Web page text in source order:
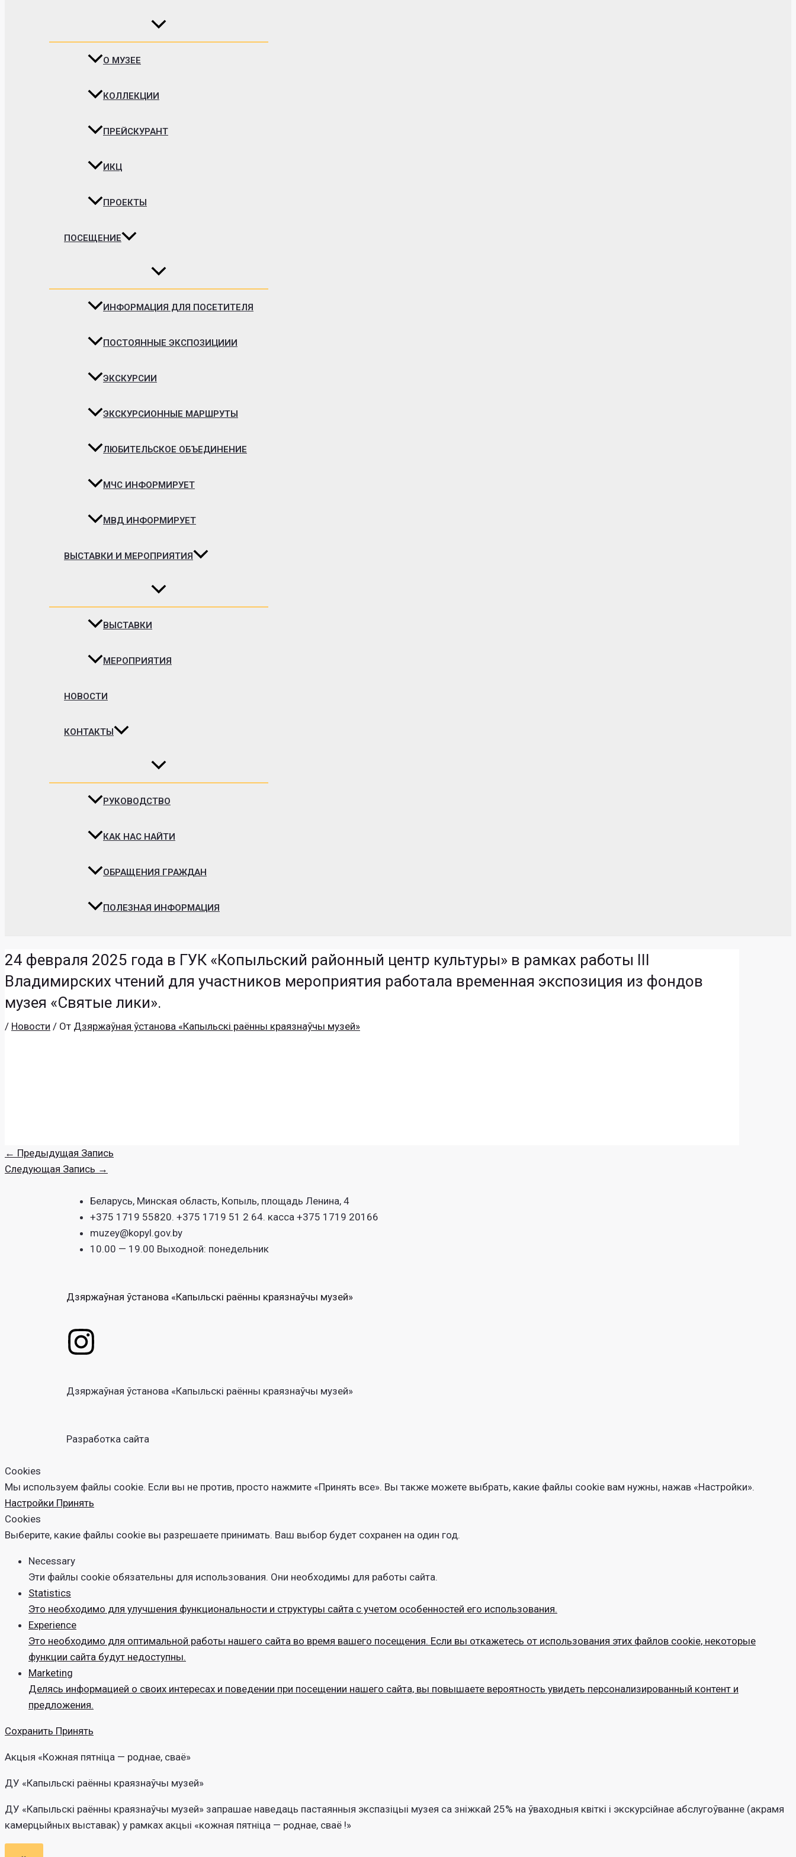
О МУЗЕЕ
КОЛЛЕКЦИИ
ПРЕЙСКУРАНТ
ИКЦ
ПРОЕКТЫ
ПОСЕЩЕНИЕ
ИНФОРМАЦИЯ ДЛЯ ПОСЕТИТЕЛЯ
ПОСТОЯННЫЕ ЭКСПОЗИЦИИИ
ЭКСКУРСИИ
ЭКСКУРСИОННЫЕ МАРШРУТЫ
ЛЮБИТЕЛЬСКОЕ ОБЪЕДИНЕНИЕ
МЧС ИНФОРМИРУЕТ
МВД ИНФОРМИРУЕТ
ВЫСТАВКИ И МЕРОПРИЯТИЯ
ВЫСТАВКИ
МЕРОПРИЯТИЯ
НОВОСТИ
КОНТАКТЫ
РУКОВОДСТВО
КАК НАС НАЙТИ
ОБРАЩЕНИЯ ГРАЖДАН
ПОЛЕЗНАЯ ИНФОРМАЦИЯ
24 февраля 2025 года в ГУК «Копыльский районный центр культуры» в рамках работы III
Владимирских чтений для участников мероприятия работала временная экспозиция из фондов
музея «Святые лики».
/ Новости / От Дзяржаўная ўстанова «Капыльскі раённы краязнаўчы музей»
← Предыдущая Запись
Следующая Запись →
Беларусь, Минская область, Копыль, площадь Ленина, 4
+375 1719 55820. +375 1719 51 2 64. касса +375 1719 20166
muzey@kopyl.gov.by
10.00 — 19.00 Выходной: понедельник
Дзяржаўная ўстанова «Капыльскі раённы краязнаўчы музей»
I
s
t
g
r
a
m
Дзяржаўная ўстанова «Капыльскі раённы краязнаўчы музей»
Разработка сайта
Cookies
Мы используем файлы cookie. Если вы не против, просто нажмите «Принять все». Вы также можете выбрать, какие файлы cookie вам нужны, нажав «Настройки».
Настройки Принять
Cookies
Выберите, какие файлы cookie вы разрешаете принимать. Ваш выбор будет сохранен на один год.
Necessary
Эти файлы cookie обязательны для использования. Они необходимы для работы сайта.
Statistics
Это необходимо для улучшения функциональности и структуры сайта с учетом особенностей его использования.
Experience
Это необходимо для оптимальной работы нашего сайта во время вашего посещения. Если вы откажетесь от использования этих файлов cookie, некоторые
функции сайта будут недоступны.
Marketing
Делясь информацией о своих интересах и поведении при посещении нашего сайта, вы повышаете вероятность увидеть персонализированный контент и
предложения.
Сохранить Принять
Акцыя «Кожная пятніца — роднае, сваё»
ДУ «Капыльскі раённы краязнаўчы музей»
ДУ «Капыльскі раённы краязнаўчы музей» запрашае наведаць пастаянныя экспазіцыі музея са зніжкай 25% на ўваходныя квіткі і экскурсійнае абслугоўванне (акрамя
камерцыйных выставак) у рамках акцыі «кожная пятніца — роднае, сваё !»